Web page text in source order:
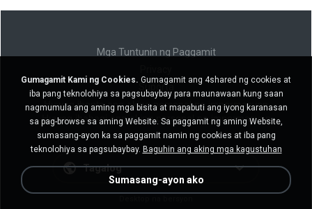
Mga Tuntunin ng Paggamit
Suporta
Huwag ibenta ang aking personal na impormasyon
Huwag ibahagi ang aking personal na impormasyon
Tagalog
Gumagamit Kami ng Cookies. Gumagamit ang 4shared ng cookies at
iba pang teknolohiya sa pagsubaybay para maunawaan kung saan
nagmumula ang aming mga bisita at mapabuti ang iyong karanasan
sa pag-browse sa aming Website. Sa paggamit ng aming Website,
sumasang-ayon ka sa paggamit namin ng cookies at iba pang
teknolohiya sa pagsubaybay. Baguhin ang aking mga kagustuhan
Sumasang-ayon ako